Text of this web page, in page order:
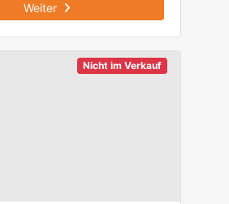
Weiter
Nicht im Verkauf